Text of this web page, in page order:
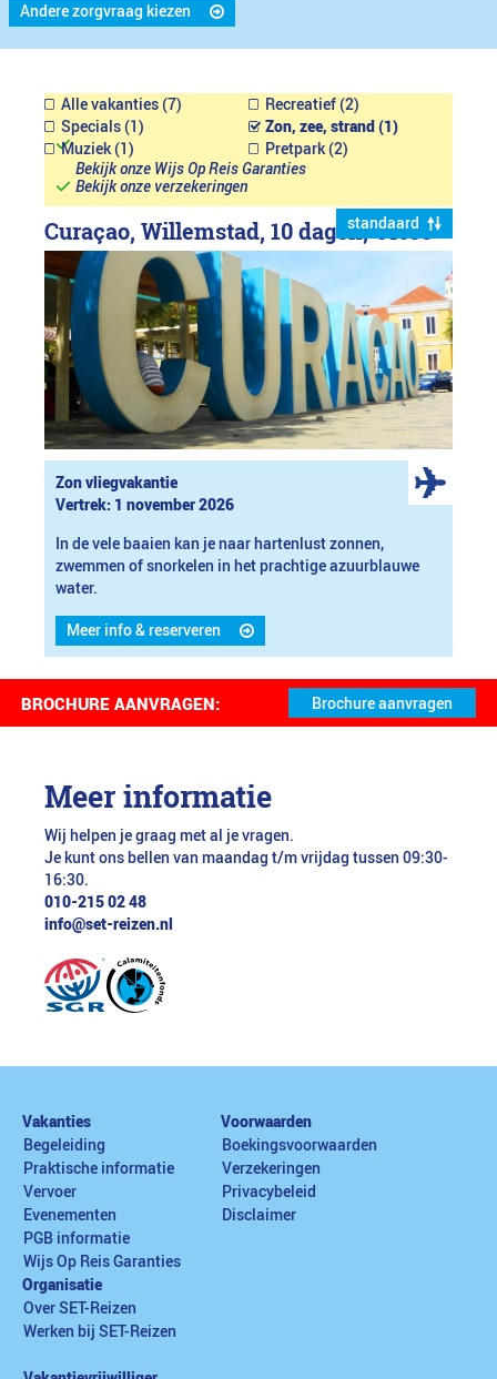
Andere zorgvraag kiezen
Alle vakanties (7)
Recreatief (2)
Specials (1)
Zon, zee, strand (1)
Muziek (1)
Pretpark (2)
Bekijk onze Wijs Op Reis Garanties
Bekijk onze verzekeringen
standaard
Curaçao, Willemstad, 10 dagen,€4699
Zon vliegvakantie
Vertrek: 1 november 2026
In de vele baaien kan je naar hartenlust zonnen,
zwemmen of snorkelen in het prachtige azuurblauwe
water.
Meer info & reserveren
BROCHURE AANVRAGEN:
Meer informatie
Wij helpen je graag met al je vragen.
Je kunt ons bellen van maandag t/m vrijdag tussen 09:30-
16:30.
010-215 02 48
info@set-reizen.nl
Vakanties
Begeleiding
Praktische informatie
Vervoer
Evenementen
PGB informatie
Wijs Op Reis Garanties
Voorwaarden
Boekingsvoorwaarden
Verzekeringen
Privacybeleid
Disclaimer
Organisatie
Over SET-Reizen
Werken bij SET-Reizen